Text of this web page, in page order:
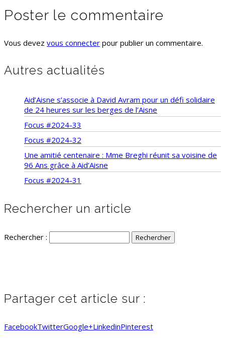
Poster le commentaire
Vous devez vous connecter pour publier un commentaire.
Autres actualités
Aid’Aisne s’associe à David Avram pour un défi solidaire
de 24 heures sur les berges de l’Aisne
Focus #2024-33
Focus #2024-32
Une amitié centenaire : Mme Breghi réunit sa voisine de
96 Ans grâce à Aid’Aisne
Focus #2024-31
Rechercher un article
Rechercher :
Partager cet article sur :
FacebookTwitterGoogle+LinkedinPinterest